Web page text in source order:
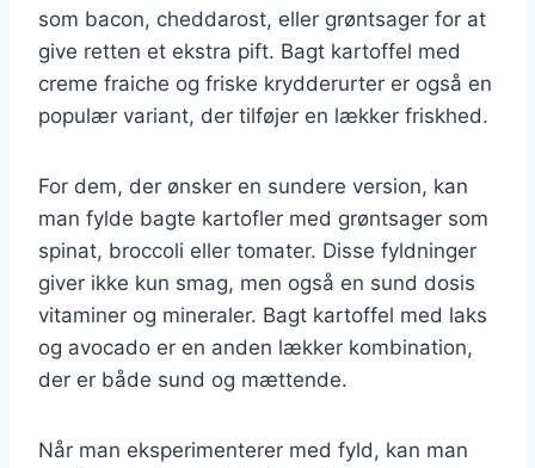
som bacon, cheddarost, eller grøntsager for at
give retten et ekstra pift. Bagt kartoffel med
creme fraiche og friske krydderurter er også en
populær variant, der tilføjer en lækker friskhed.
For dem, der ønsker en sundere version, kan
man fylde bagte kartofler med grøntsager som
spinat, broccoli eller tomater. Disse fyldninger
giver ikke kun smag, men også en sund dosis
vitaminer og mineraler. Bagt kartoffel med laks
og avocado er en anden lækker kombination,
der er både sund og mættende.
Når man eksperimenterer med fyld, kan man